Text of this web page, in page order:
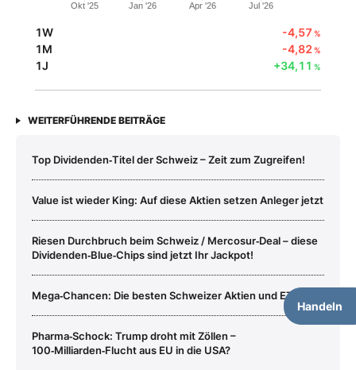
Handeln
Okt '25 Jan '26 Apr '26 Jul '26
1W -4,57 %
1M -4,82%
1J +34,11 %
WEITERFÜHRENDE BEITRÄGE
Top Dividenden‑Titel der Schweiz – Zeit zum Zugreifen!
Value ist wieder King: Auf diese Aktien setzen Anleger jetzt
Riesen Durchbruch beim Schweiz / Mercosur‑Deal – diese
Dividenden‑Blue‑Chips sind jetzt Ihr Jackpot!
Mega‑Chancen: Die besten Schweizer Aktien und ETFs
Pharma‑Schock: Trump droht mit Zöllen –
100‑Milliarden‑Flucht aus EU in die USA?